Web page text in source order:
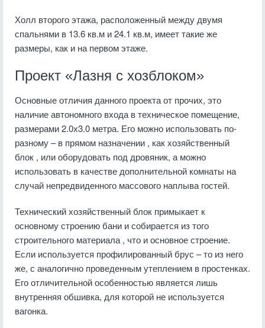
Холл второго этажа, расположенный между двумя
спальнями в 13.6 кв.м и 24.1 кв.м, имеет такие же
размеры, как и на первом этаже.
Проект «Лазня с хозблоком»
Основные отличия данного проекта от прочих, это
наличие автономного входа в техническое помещение,
размерами 2.0х3.0 метра. Его можно использовать по-
разному – в прямом назначении , как хозяйственный
блок , или оборудовать под дровяник, а можно
использовать в качестве дополнительной комнаты на
случай непредвиденного массового наплыва гостей.
Технический хозяйственный блок примыкает к
основному строению бани и собирается из того
строительного материала , что и основное строение.
Если используется профилированный брус – то из него
же, с аналогично проведенным утеплением в простенках.
Его отличительной особенностью является лишь
внутренняя обшивка, для которой не используется
вагонка.